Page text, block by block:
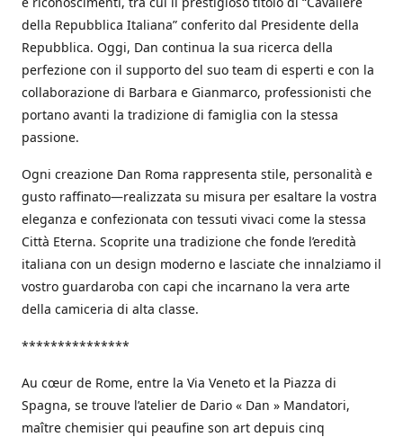
della Repubblica Italiana” conferito dal Presidente della
Repubblica. Oggi, Dan continua la sua ricerca della
perfezione con il supporto del suo team di esperti e con la
collaborazione di Barbara e Gianmarco, professionisti che
portano avanti la tradizione di famiglia con la stessa
passione.
Ogni creazione Dan Roma rappresenta stile, personalità e
gusto raffinato—realizzata su misura per esaltare la vostra
eleganza e confezionata con tessuti vivaci come la stessa
Città Eterna. Scoprite una tradizione che fonde l’eredità
italiana con un design moderno e lasciate che innalziamo il
vostro guardaroba con capi che incarnano la vera arte
della camiceria di alta classe.
***************
Au cœur de Rome, entre la Via Veneto et la Piazza di
Spagna, se trouve l’atelier de Dario « Dan » Mandatori,
maître chemisier qui peaufine son art depuis cinq